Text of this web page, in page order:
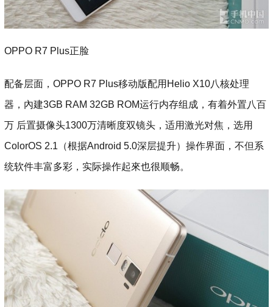
OPPO R7 Plus正脸
配备层面，OPPO R7 Plus移动版配用Helio X10八核处理
器，內建3GB RAM 32GB ROM运行内存组成，有着外置八百
万 后置摄像头1300万清晰度双镜头，适用激光对焦，选用
ColorOS 2.1（根据Android 5.0深层提升）操作界面，不但系
统软件丰富多彩，实际操作起來也很顺畅。